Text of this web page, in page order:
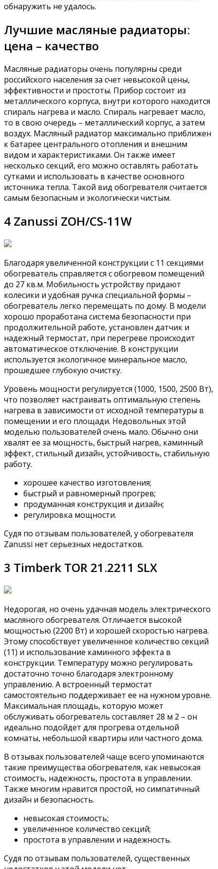
обнаружить не удалось.
Лучшие масляные радиаторы:
цена – качество
Масляные радиаторы очень популярны среди
российского населения за счет невысокой цены,
эффективности и простоты. Прибор состоит из
металлического корпуса, внутри которого находится
спираль нагрева и масло. Спираль нагревает масло,
то в свою очередь – металлический корпус, а затем
воздух. Масляный радиатор максимально приближен
к батарее центрального отопления и внешним
видом и характеристиками. Он также имеет
несколько секций, его можно оставлять работать
сутками и использовать в качестве основного
источника тепла. Такой вид обогревателя считается
самым безопасным и экологически чистым.
4 Zanussi ZOH/CS-11W
Благодаря увеличенной конструкции с 11 секциями
обогреватель справляется с обогревом помещений
до 27 кв.м. Мобильность устройству придают
колесики и удобная ручка специальной формы –
обогреватель легко перемещать по дому. В модели
хорошо проработана система безопасности при
продолжительной работе, установлен датчик и
надежный термостат, при перегреве происходит
автоматическое отключение. В конструкции
используется экологичное минеральное масло,
прошедшее глубокую очистку.
Уровень мощности регулируется (1000, 1500, 2500 Вт),
что позволяет настраивать оптимальную степень
нагрева в зависимости от исходной температуры в
помещении и его площади. Недовольных этой
моделью пользователей очень мало. Обычно они
хвалят ее за мощность, быстрый нагрев, каминный
эффект, стильный дизайн, устойчивость, стабильную
работу.
хорошее качество изготовления;
быстрый и равномерный прогрев;
продуманная конструкция и дизайн;
регулировка мощности.
Судя по отзывам пользователей, у обогревателя
Zanussi нет серьезных недостатков.
3 Timberk TOR 21.2211 SLX
Недорогая, но очень удачная модель электрического
масляного обогревателя. Отличается высокой
мощностью (2200 Вт) и хорошей скоростью нагрева.
Этому способствует увеличенное количество секций
(11) и использование каминного эффекта в
конструкции. Температуру можно регулировать
достаточно точно благодаря электронному
управлению. А встроенный термостат
самостоятельно поддерживает ее на нужном уровне.
Максимальная площадь, которую может
обслуживать обогреватель составляет 28 м 2 – он
идеально подойдет для прогрева отдельной
комнаты, небольшой квартиры или частного дома.
В отзывах пользователей чаще всего упоминаются
такие преимущества обогревателя, как невысокая
стоимость, надежность, простота в управлении.
Также многим нравится простой, но симпатичный
дизайн и безопасность.
невысокая стоимость;
увеличенное количество секций;
простота в управлении и надежность.
Судя по отзывам пользователей, существенных